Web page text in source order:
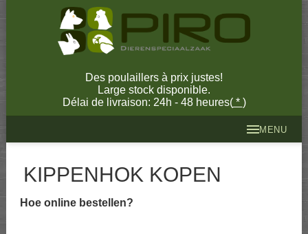
Des poulaillers à prix justes!
Large stock disponible.
Délai de livraison: 24h - 48 heures(* )
MENU
KIPPENHOK KOPEN
Hoe online bestellen?